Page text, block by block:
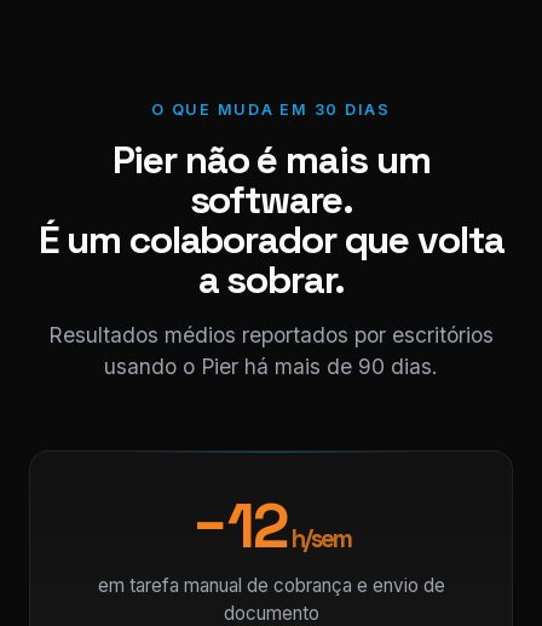
O QUE MUDA EM 30 DIAS
Pier não é mais um
software.
É um colaborador que volta
a sobrar.
Resultados médios reportados por escritórios
usando o Pier há mais de 90 dias.
−12h/sem
em tarefa manual de cobrança e envio de
documento